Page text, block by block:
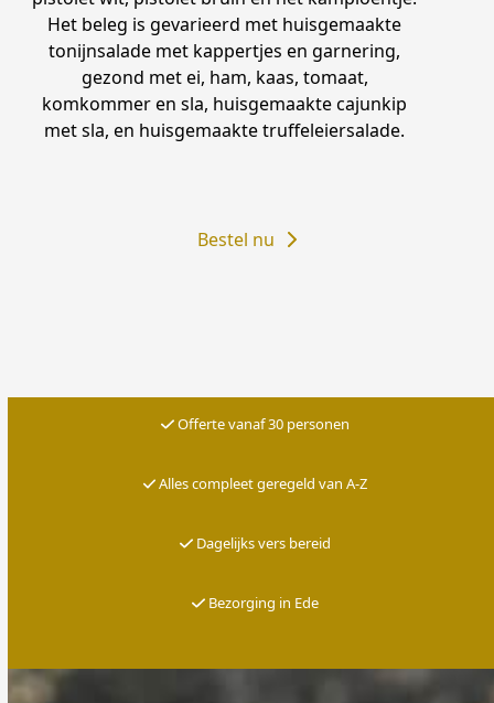
Het beleg is gevarieerd met huisgemaakte
tonijnsalade met kappertjes en garnering,
gezond met ei, ham, kaas, tomaat,
komkommer en sla, huisgemaakte cajunkip
met sla, en huisgemaakte truffeleiersalade.
Bestel nu
Offerte vanaf 30 personen
Alles compleet geregeld van A-Z
Dagelijks vers bereid
Bezorging in Ede